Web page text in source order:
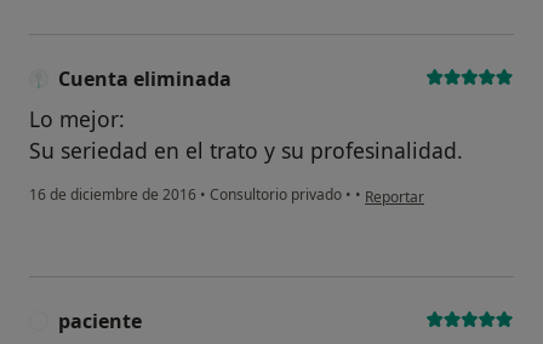
Cuenta eliminada
Lo mejor:
Su seriedad en el trato y su profesinalidad.
16 de diciembre de 2016 • Consultorio privado • • en opinión del usuario
Reportar
paciente